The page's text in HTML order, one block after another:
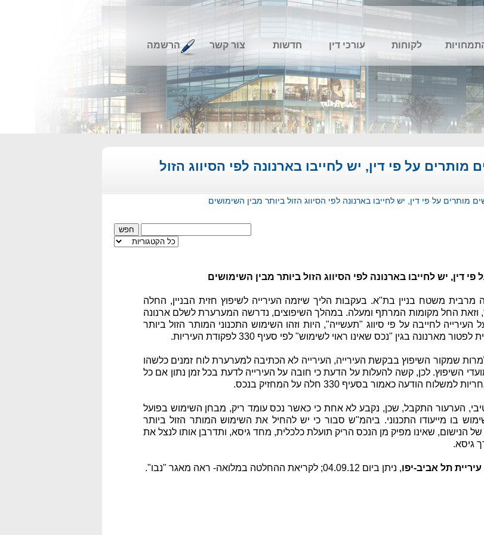
לקוחות עורכי דין חדשות צור קשר הרשמה
על פי דין, יש לחייבו בארנונה לפי הסיווג הזול
מותרים על פי דין, יש לחייבו בארנונה לפי הסיווג הזול ביותר מבין השימושים
דין, יש לחייבו בארנונה לפי הסיווג הזול ביותר מבין השימושים
משטח בניין בת"א. בעקבות הליך שיזמה העירייה לשיפוץ חזית הבניין, החלה
וזאת החל מקומות המרתף ומעלה. במהלך השיפוצים, נדרשה המערערת לשלם ארנונה
לחייבה על פי סיווג "תעשייה", היות וזהו השימוש התכנוני המותר הזול ביותר
בגין "נכס שאינו ראוי לשימוש" לפי סעיף 330 לפקודת העיריות.
330, הערעור נדחה. למרות שמקור השיפוץ בבקשת העירייה, העירייה לא הכתיבה למערערת לוח זמנים כלשהו
השיפוץ. לכן, קשה להעלות על הדעת כי חובה על העירייה לדעת בכל זמן נתון אם כל
כאמור בסעיף 330 חלה על המחזיק בנכס.
הערעור התקבל, שכן, נקבע לא אחת כי כאשר נכס עומד ריק, מבחן השימוש בפועל
בו מייעודו התכנוני. ביהמ"ש סבור כי יש להחיל את השימוש המותר הזול ביותר
הנישום, שאינו מפיק מן הנכס הריק תועלת כלכלית, מחד גיסא, ותדרבן אותו לנצל את
גיסא.
, ניתן ביום 04.09.12; לקריאת ההחלטה במלואה- ראה מאגר "נבו".